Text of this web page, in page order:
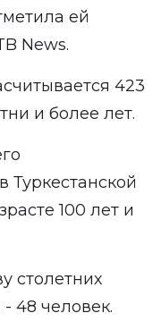
ей
News.
423
и более лет.
Туркестанской
100 лет и
столетних
48 человек.